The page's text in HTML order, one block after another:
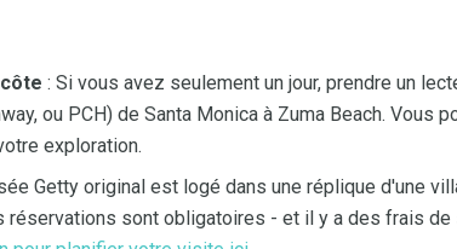
: Si vous avez seulement un jour, prendre un
ou PCH) de Santa Monica à Zuma Beach. Vous
exploration.
Getty original est logé dans une réplique d'une
réservations sont obligatoires - et il y a des frais de